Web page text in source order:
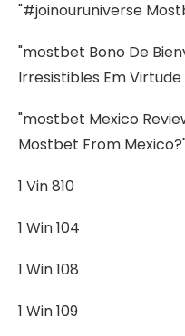
"#joinouruniverse
"mostbet Bono De
Irresistibles Em Virtude
"mostbet Mexico
Mostbet From
1 Vin 810
1 Win 104
1 Win 108
1 Win 109